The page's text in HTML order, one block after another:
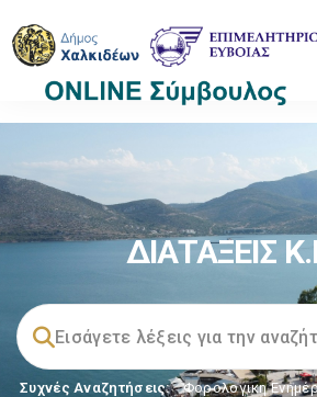
ΔΙΑΤΑΞΕΙΣ
Συχνές Αναζητήσεις: Φορολογικη